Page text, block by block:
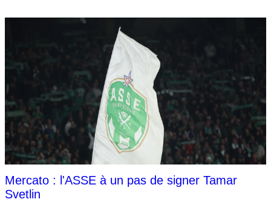
Mercato : l'ASSE à un pas de signer Tamar
Svetlin